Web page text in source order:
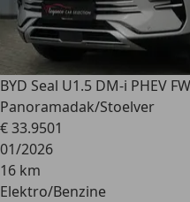
BYD Seal U1.5 DM-i PHEV
Panoramadak/Stoelver
€ 33.9501
01/2026
16 km
Elektro/Benzine